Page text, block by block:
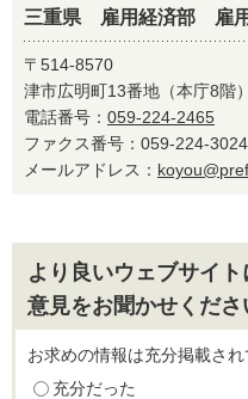
三重県 雇用経済部 雇
〒514-8570
津市広明町13番地（本庁8階）
電話番号： 059-224-2465
ファクス番号：059-224-
メールアドレス：
より良いウェブサイ
意見をお聞かせくださ
お求めの情報は充分掲載さ
充分だった